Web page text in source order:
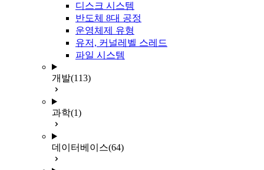
디스크 시스템
반도체 8대 공정
운영체제 유형
유저, 커널레벨 스레드
파일 시스템
개발(113)
과학(1)
데이터베이스(64)